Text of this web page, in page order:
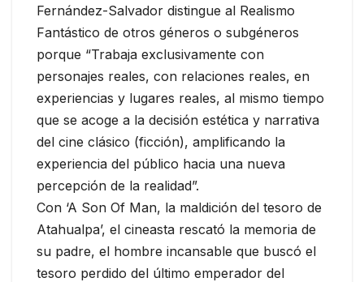
Fernández-Salvador distingue al Realismo
Fantástico de otros géneros o subgéneros
porque “Trabaja exclusivamente con
personajes reales, con relaciones reales, en
experiencias y lugares reales, al mismo tiempo
que se acoge a la decisión estética y narrativa
del cine clásico (ficción), amplificando la
experiencia del público hacia una nueva
percepción de la realidad”.
Con ‘A Son Of Man, la maldición del tesoro de
Atahualpa’, el cineasta rescató la memoria de
su padre, el hombre incansable que buscó el
tesoro perdido del último emperador del